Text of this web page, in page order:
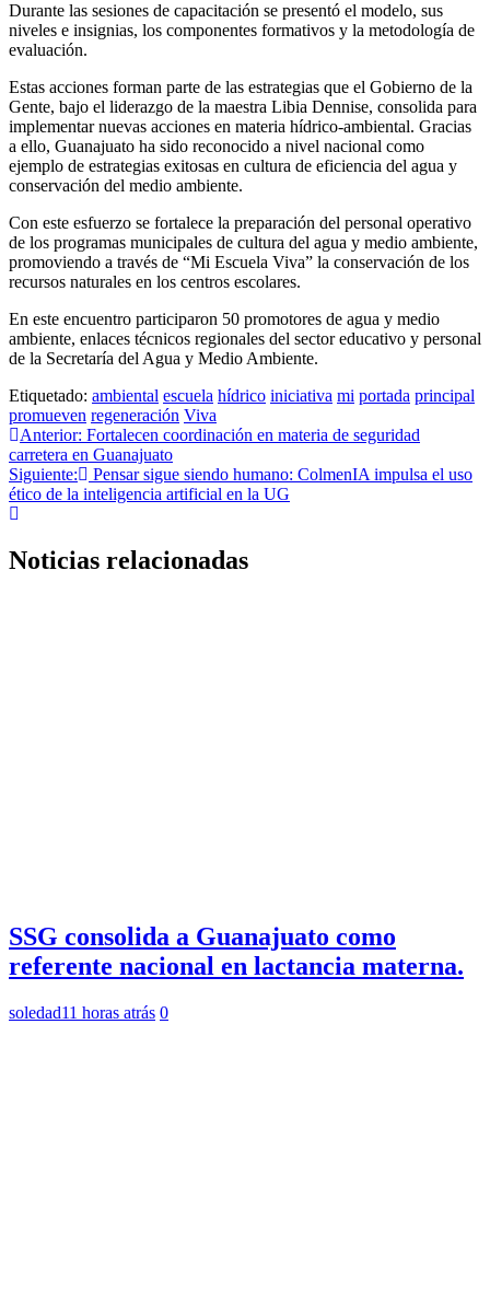
Durante las sesiones de capacitación se presentó el modelo, sus
niveles e insignias, los componentes formativos y la metodología de
evaluación.
Estas acciones forman parte de las estrategias que el Gobierno de la
Gente, bajo el liderazgo de la maestra Libia Dennise, consolida para
implementar nuevas acciones en materia hídrico-ambiental. Gracias
a ello, Guanajuato ha sido reconocido a nivel nacional como
ejemplo de estrategias exitosas en cultura de eficiencia del agua y
conservación del medio ambiente.
Con este esfuerzo se fortalece la preparación del personal operativo
de los programas municipales de cultura del agua y medio ambiente,
promoviendo a través de “Mi Escuela Viva” la conservación de los
recursos naturales en los centros escolares.
En este encuentro participaron 50 promotores de agua y medio
ambiente, enlaces técnicos regionales del sector educativo y personal
de la Secretaría del Agua y Medio Ambiente.
Etiquetado: ambiental escuela hídrico iniciativa mi portada principal
promueven regeneración Viva
Anterior: Fortalecen coordinación en materia de seguridad
carretera en Guanajuato
Siguiente:
Pensar sigue siendo humano: ColmenIA impulsa el uso
ético de la inteligencia artificial en la UG
Noticias relacionadas
SSG consolida a Guanajuato como
referente nacional en lactancia materna.
soledad11 horas atrás 0